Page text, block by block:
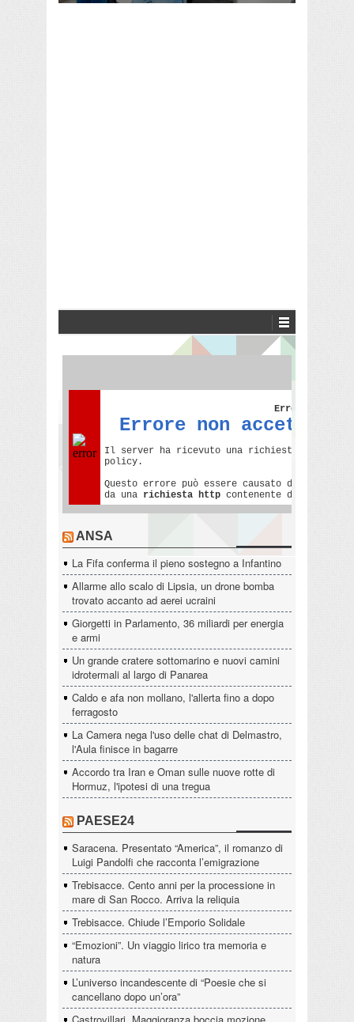
ANSA
La Fifa conferma il pieno sostegno a Infantino
Allarme allo scalo di Lipsia, un drone bomba
trovato accanto ad aerei ucraini
Giorgetti in Parlamento, 36 miliardi per energia
e armi
Un grande cratere sottomarino e nuovi camini
idrotermali al largo di Panarea
Caldo e afa non mollano, l'allerta fino a dopo
ferragosto
La Camera nega l'uso delle chat di Delmastro,
l'Aula finisce in bagarre
Accordo tra Iran e Oman sulle nuove rotte di
Hormuz, l'ipotesi di una tregua
PAESE24
Saracena. Presentato “America”, il romanzo di
Luigi Pandolfi che racconta l’emigrazione
Trebisacce. Cento anni per la processione in
mare di San Rocco. Arriva la reliquia
Trebisacce. Chiude l’Emporio Solidale
“Emozioni”. Un viaggio lirico tra memoria e
natura
L’universo incandescente di “Poesie che si
cancellano dopo un’ora”